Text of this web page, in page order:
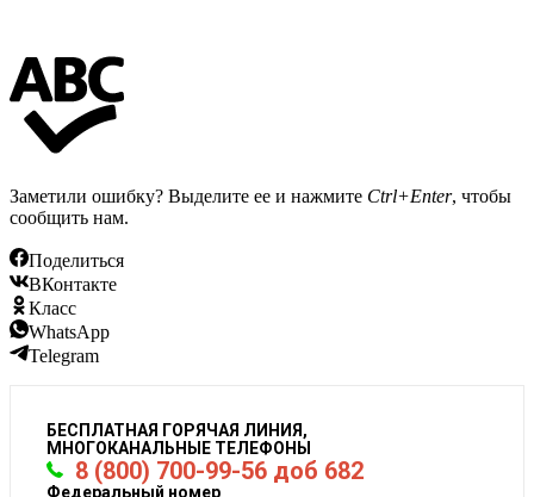
Заметили ошибку? Выделите ее и нажмите Ctrl+Enter, чтобы
сообщить нам.
Поделиться
ВКонтакте
Класс
WhatsApp
Telegram
БЕСПЛАТНАЯ ГОРЯЧАЯ ЛИНИЯ,
МНОГОКАНАЛЬНЫЕ ТЕЛЕФОНЫ
8 (800) 700-99-56 доб 682
Федеральный номер